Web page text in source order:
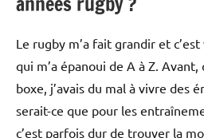
Le rugby m’a fait grandir et
qui m’a épanoui de A à Z.
boxe, j’avais du mal à vivre des
serait-ce que pour les
c’est parfois dur de trouver la